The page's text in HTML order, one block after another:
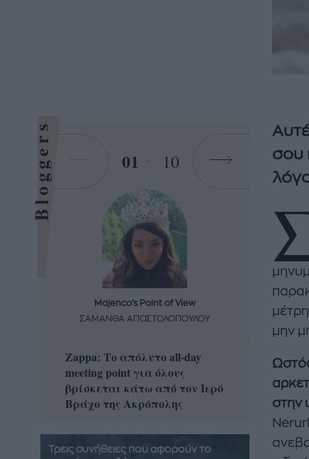
σου
μην
στην
Bloggers 01 10
Majenco's Point of View
ΣΑΜΑΝΘΑ ΑΠΟΣΤΟΛΟΠΟΥΛΟΥ
Zappa: Το απόλυτο all-day
meeting point για όλους
βρίσκεται κάτω από τον Ιερό
Βράχο της Ακρόπολης
Η
που
Τρεις συνήθειες που αφορούν το